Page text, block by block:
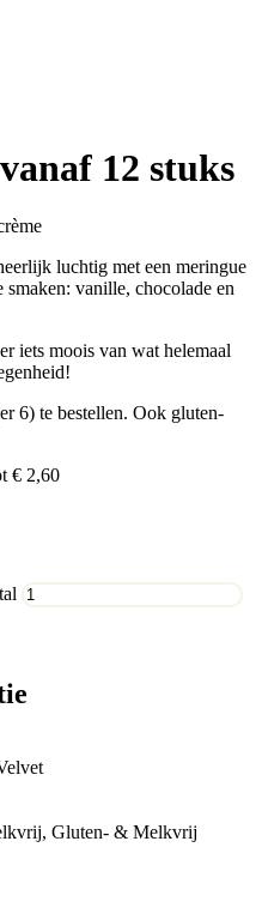
12 stuks
luchtig met een meringue
vanille, chocolade en
iets moois van wat helemaal
6) te bestellen. Ook gluten-
€ 2,60
Gluten- & Melkvrij